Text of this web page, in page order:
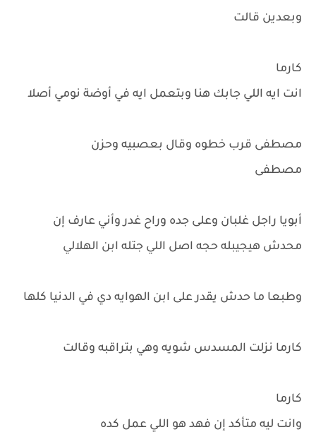
وبعدين قالت
كارما
انت ايه اللي جابك هنا وبتعمل ايه في أوضة نومي أصلا
مصطفى قرب خطوه وقال بعصبيه وحزن
مصطفى
أبويا راجل غلبان وعلى جده وراح غدر وأني عارف إن
محدش هيجيبله حجه اصل اللي جتله ابن الهلالي
وطبعا ما حدش يقدر على ابن الهوايه دي في الدنيا كلها
كارما نزلت المسدس شويه وهي بتراقبه وقالت
كارما
وانت ليه متأكد إن فهد هو اللي عمل كده